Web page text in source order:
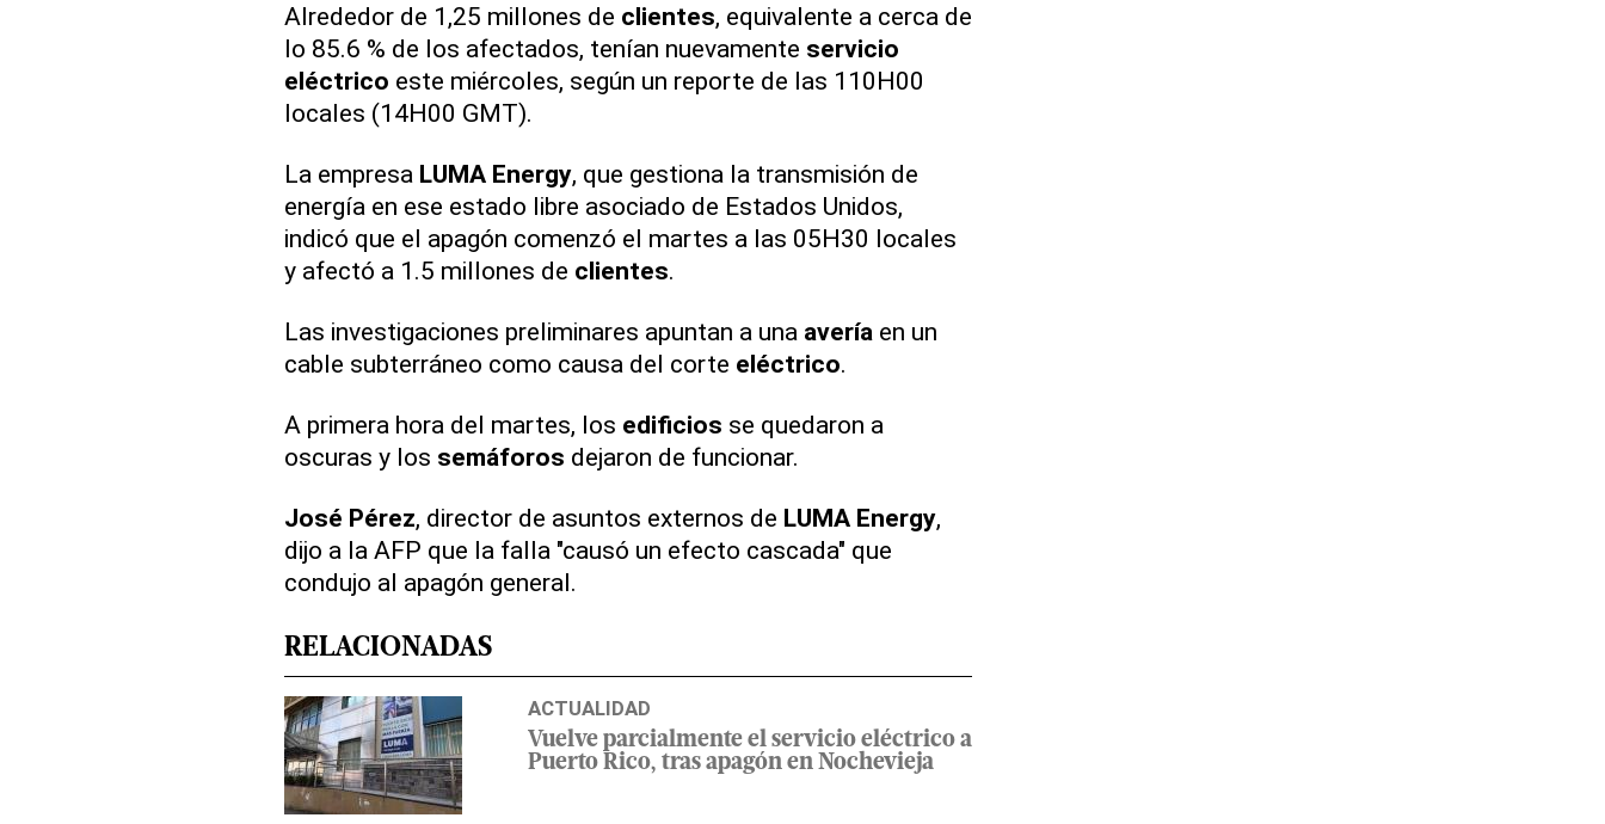
Alrededor de 1,25 millones de clientes, equivalente a cerca de
lo 85.6 % de los afectados, tenían nuevamente servicio
eléctrico este miércoles, según un reporte de las 110H00
locales (14H00 GMT).
La empresa LUMA Energy, que gestiona la transmisión de
energía en ese estado libre asociado de Estados Unidos,
indicó que el apagón comenzó el martes a las 05H30 locales
y afectó a 1.5 millones de clientes.
Las investigaciones preliminares apuntan a una averíaen un
cable subterráneo como causa del corte eléctrico.
A primera hora del martes, los edificios se quedaron a
oscuras y los semáforos dejaron de funcionar.
José Pérez, director de asuntos externos de LUMA Energy,
dijo a la AFP que la falla "causó un efecto cascada" que
condujo al apagón general.
RELACIONADAS
ACTUALIDAD
Vuelve parcialmente el servicio eléctrico a
Puerto Rico, tras apagón en Nochevieja